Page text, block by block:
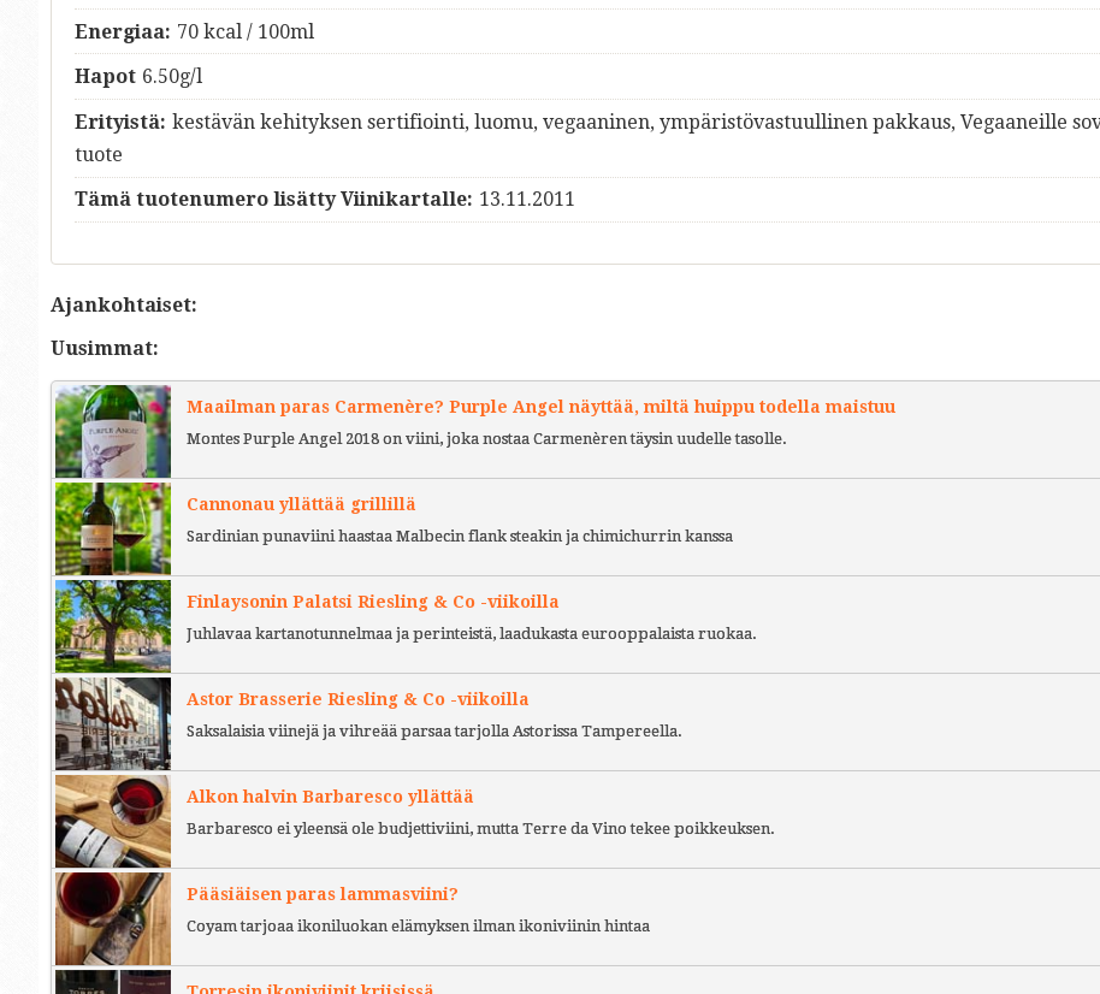
Energiaa: 70 kcal / 100ml
Hapot 6.50g/l
Erityistä: kestävän kehityksen sertifiointi, luomu, vegaaninen, ympäristövastuullinen pakkaus, Vegaaneille
tuote
Tämä tuotenumero lisätty Viinikartalle: 13.11.2011
Ajankohtaiset:
Uusimmat:
Maailman paras Carmenère? Purple Angel näyttää, miltä huippu todella maistuu
Montes Purple Angel 2018 on viini, joka nostaa Carmenèren täysin uudelle tasolle.
Cannonau yllättää grillillä
Sardinian punaviini haastaa Malbecin flank steakin ja chimichurrin kanssa
Finlaysonin Palatsi Riesling & Co -viikoilla
Juhlavaa kartanotunnelmaa ja perinteistä, laadukasta eurooppalaista ruokaa.
Astor Brasserie Riesling & Co -viikoilla
Saksalaisia viinejä ja vihreää parsaa tarjolla Astorissa Tampereella.
Alkon halvin Barbaresco yllättää
Barbaresco ei yleensä ole budjettiviini, mutta Terre da Vino tekee poikkeuksen.
Pääsiäisen paras lammasviini?
Coyam tarjoaa ikoniluokan elämyksen ilman ikoniviinin hintaa